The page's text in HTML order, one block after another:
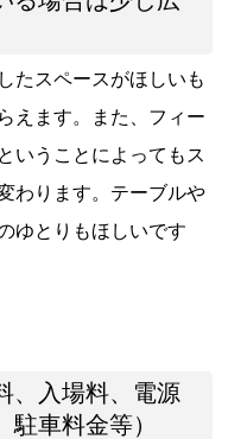
たスペースがほしいも
えます。また、フィー
いうことによってもス
わります。テーブルや
ゆとりもほしいです
、入場料、電源
車料金等）